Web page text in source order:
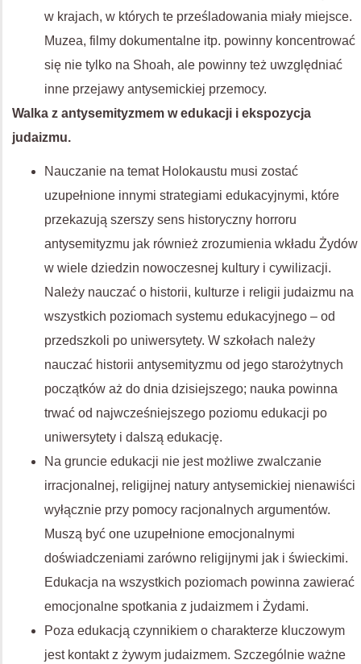
w krajach, w których te prześladowania miały miejsce.
Muzea, filmy dokumentalne itp. powinny koncentrować
się nie tylko na Shoah, ale powinny też uwzględniać
inne przejawy antysemickiej przemocy.
Walka z antysemityzmem w edukacji i ekspozycja
judaizmu.
Nauczanie na temat Holokaustu musi zostać
uzupełnione innymi strategiami edukacyjnymi, które
przekazują szerszy sens historyczny horroru
antysemityzmu jak również zrozumienia wkładu Żydów
w wiele dziedzin nowoczesnej kultury i cywilizacji.
Należy nauczać o historii, kulturze i religii judaizmu na
wszystkich poziomach systemu edukacyjnego – od
przedszkoli po uniwersytety. W szkołach należy
nauczać historii antysemityzmu od jego starożytnych
początków aż do dnia dzisiejszego; nauka powinna
trwać od najwcześniejszego poziomu edukacji po
uniwersytety i dalszą edukację.
Na gruncie edukacji nie jest możliwe zwalczanie
irracjonalnej, religijnej natury antysemickiej nienawiści
wyłącznie przy pomocy racjonalnych argumentów.
Muszą być one uzupełnione emocjonalnymi
doświadczeniami zarówno religijnymi jak i świeckimi.
Edukacja na wszystkich poziomach powinna zawierać
emocjonalne spotkania z judaizmem i Żydami.
Poza edukacją czynnikiem o charakterze kluczowym
jest kontakt z żywym judaizmem. Szczególnie ważne